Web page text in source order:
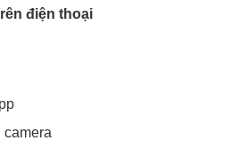
điện thoại